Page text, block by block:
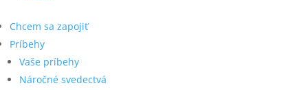
Chcem sa zapojiť
Príbehy
Vaše príbehy
Náročné svedectvá